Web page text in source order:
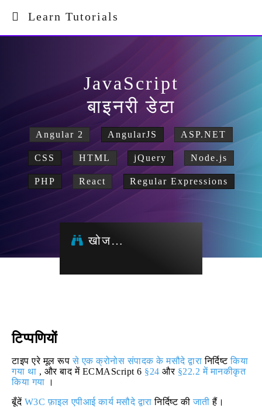
Learn Tutorials
JavaScript
बाइनरी डेटा
Angular 2 AngularJS ASP.NET
CSS HTML jQuery Node.js
PHP React Regular Expressions
खोज…
टिप्पणियों
टाइप एरे मूल रूपसे एक क्रोनोस संपादक के मसौदे द्वारा निर्दिष्टकिया
गया था , और बाद में ECMAScript 6 §24 और §22.2 में मानकीकृत
किया गया ।
बूँदें W3C फ़ाइल एपीआई कार्य मसौदे द्वारा निर्दिष्ट कीजाती हैं।